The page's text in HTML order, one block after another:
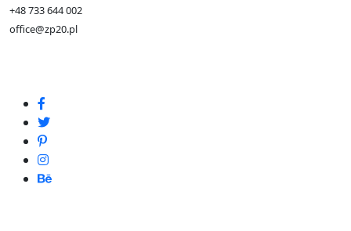
+48 733 644 002
office@zp20.pl